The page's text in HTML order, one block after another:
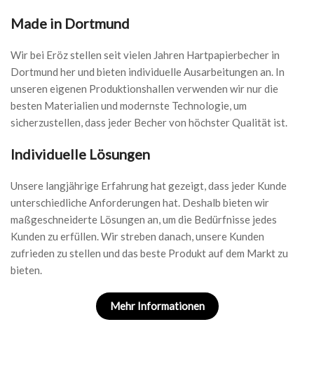
Made in Dortmund
Wir bei Eröz stellen seit vielen Jahren Hartpapierbecher in
Dortmund her und bieten individuelle Ausarbeitungen an. In
unseren eigenen Produktionshallen verwenden wir nur die
besten Materialien und modernste Technologie, um
sicherzustellen, dass jeder Becher von höchster Qualität ist.
Individuelle Lösungen
Unsere langjährige Erfahrung hat gezeigt, dass jeder Kunde
unterschiedliche Anforderungen hat. Deshalb bieten wir
maßgeschneiderte Lösungen an, um die Bedürfnisse jedes
Kunden zu erfüllen. Wir streben danach, unsere Kunden
zufrieden zu stellen und das beste Produkt auf dem Markt zu
bieten.
Mehr Informationen